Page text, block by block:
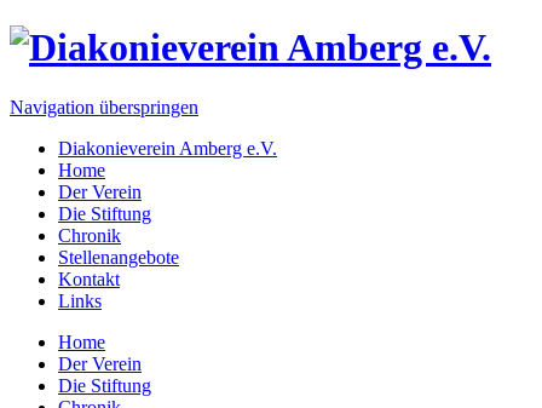
Navigation überspringen
Diakonieverein Amberg e.V.
Home
Der Verein
Die Stiftung
Chronik
Stellenangebote
Kontakt
Links
Home
Der Verein
Die Stiftung